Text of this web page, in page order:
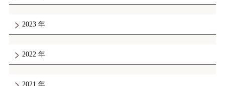
2023
2022
2021